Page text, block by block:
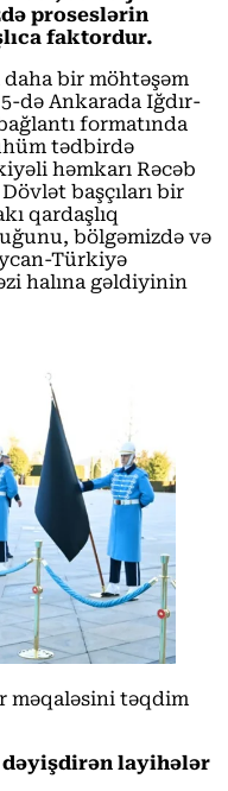
proseslərin
faktordur.
daha bir möhtəşəm
də Ankarada Iğdır-
formatında
tədbirdə
həmkarı Rəcəb
başçıları bir
qardaşlıq
bölgəmizdə və
Türkiyə
halına gəldiyinin
məqaləsini təqdim
layihələr